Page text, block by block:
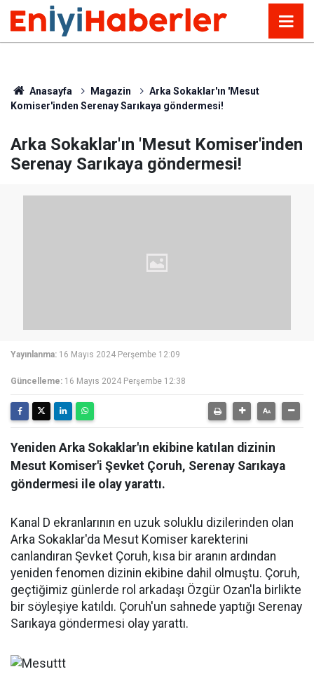
Anasayfa Magazin
Arka Sokaklar'ın 'Mesut
Komiser'inden Serenay Sarıkaya göndermesi!
Arka Sokaklar'ın 'Mesut Komiser'inden
Serenay Sarıkaya göndermesi!
Yayınlanma: 16 Mayıs 2024 Perşembe 12:09
Güncelleme: 16 Mayıs 2024 Perşembe 12:38
Yeniden Arka Sokaklar'ın ekibine katılan dizinin
Mesut Komiser'i Şevket Çoruh, Serenay Sarıkaya
göndermesi ile olay yarattı.
Kanal D ekranlarının en uzuk soluklu dizilerinden olan
Arka Sokaklar'da Mesut Komiser karekterini
canlandıran Şevket Çoruh, kısa bir aranın ardından
yeniden fenomen dizinin ekibine dahil olmuştu. Çoruh,
geçtiğimiz günlerde rol arkadaşı Özgür Ozan'la birlikte
bir söyleşiye katıldı. Çoruh'un sahnede yaptığı Serenay
Sarıkaya göndermesi olay yarattı.